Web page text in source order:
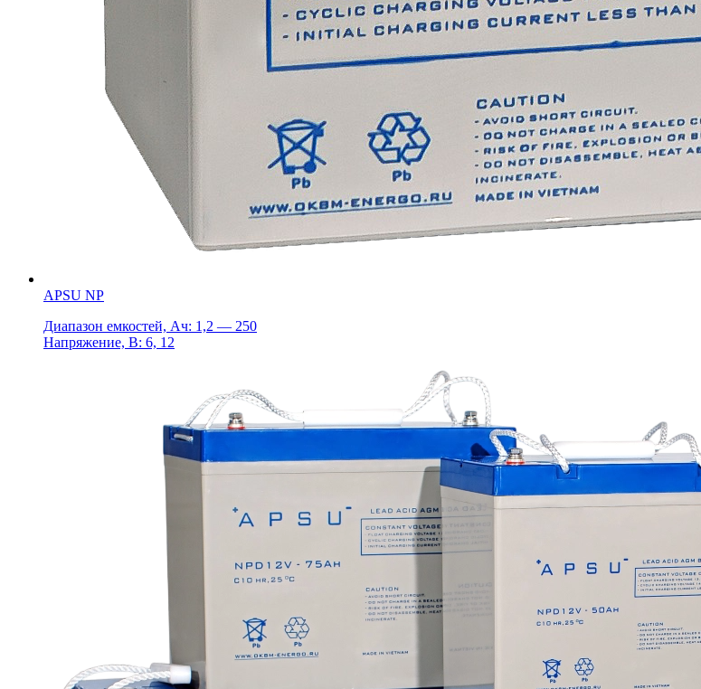
APSU NP
Диапазон емкостей, Ач: 1,2 — 250
Напряжение, В: 6, 12